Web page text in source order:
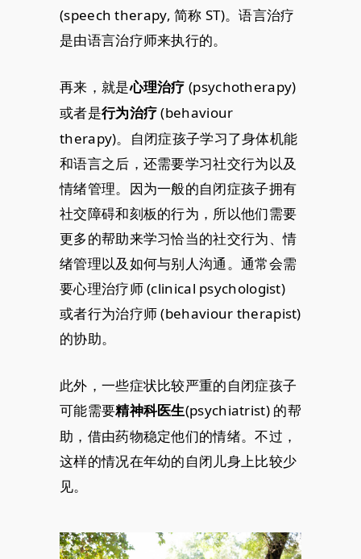
(speech therapy, 简称 ST)。语言治疗
是由语言治疗师来执行的。
再来，就是心理治疗 (psychotherapy)
或者是行为治疗 (behaviour
therapy)。自闭症孩子学习了身体机能
和语言之后，还需要学习社交行为以及
情绪管理。因为一般的自闭症孩子拥有
社交障碍和刻板的行为，所以他们需要
更多的帮助来学习恰当的社交行为、情
绪管理以及如何与别人沟通。通常会需
要心理治疗师 (clinical psychologist)
或者行为治疗师 (behaviour therapist)
的协助。
此外，一些症状比较严重的自闭症孩子
可能需要精神科医生(psychiatrist) 的帮
助，借由药物稳定他们的情绪。不过，
这样的情况在年幼的自闭儿身上比较少
见。